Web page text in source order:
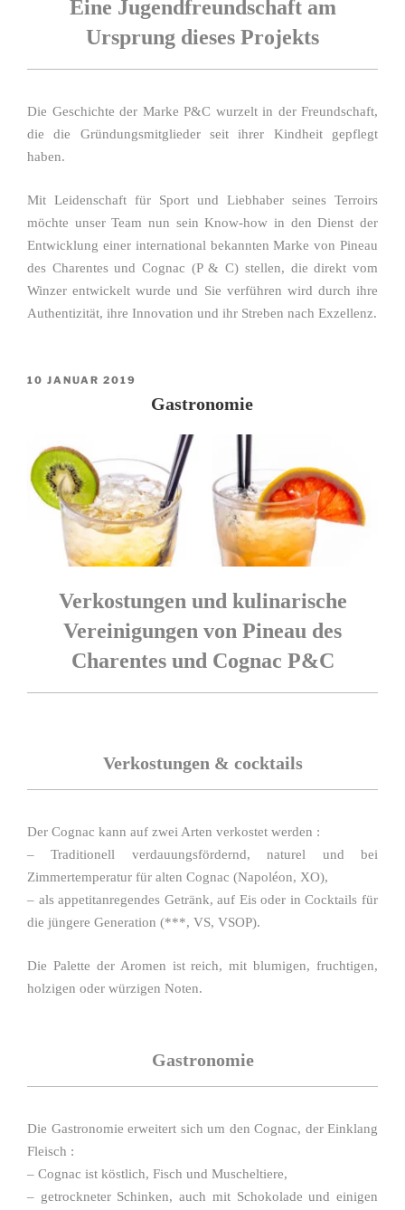
Eine Jugendfreundschaft am
Ursprung dieses Projekts
Die Geschichte der Marke P&C wurzelt in der Freundschaft,
die die Gründungsmitglieder seit ihrer Kindheit gepflegt
haben.
Mit Leidenschaft für Sport und Liebhaber seines Terroirs
möchte unser Team nun sein Know-how in den Dienst der
Entwicklung einer international bekannten Marke von Pineau
des Charentes und Cognac (P & C) stellen, die direkt vom
Winzer entwickelt wurde und Sie verführen wird durch ihre
Authentizität, ihre Innovation und ihr Streben nach Exzellenz.
VERÖFFENTLICHT
10 JANUAR 2019
Gastronomie
Verkostungen und kulinarische
Vereinigungen von Pineau des
Charentes und Cognac P&C
Verkostungen & cocktails
Der Cognac kann auf zwei Arten verkostet werden :
– Traditionell verdauungsfördernd, naturel und bei
Zimmertemperatur für alten Cognac (Napoléon, XO),
– als appetitanregendes Getränk, auf Eis oder in Cocktails für
die jüngere Generation (***, VS, VSOP).
Die Palette der Aromen ist reich, mit blumigen, fruchtigen,
holzigen oder würzigen Noten.
Gastronomie
Die Gastronomie erweitert sich um den Cognac, der Einklang
Fleisch :
– Cognac ist köstlich, Fisch und Muscheltiere,
– getrockneter Schinken, auch mit Schokolade und einigen